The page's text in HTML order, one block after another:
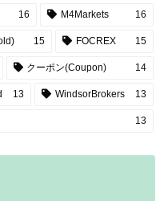
16 M4Markets 16
15 FOCREX 15
クーポン(Coupon) 14
13 WindsorBrokers 13
13